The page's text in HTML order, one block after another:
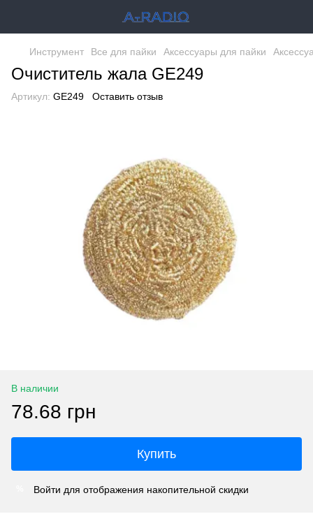
Инструмент Все для пайки Аксессуары для пайки
Очиститель жала GE249
Артикул: GE249 Оставить отзыв
В наличии
78.68 грн
Купить
Войти для отображения накопительной скидки